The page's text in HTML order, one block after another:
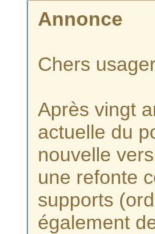
Annonce
Chers
Après vingt
actuelle du
nouvelle
une refonte
supports
également